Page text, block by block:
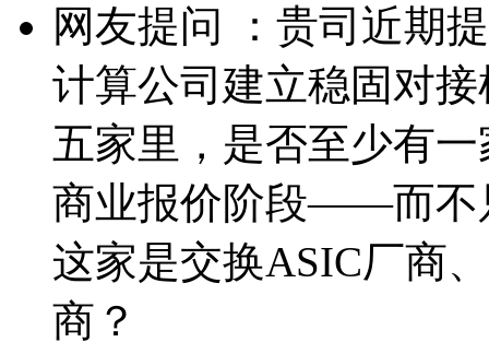
网友提问 ：贵司近期
计算公司建立稳固对
五家里，是否至少有
商业报价阶段——而不
这家是交换ASIC厂商
商？